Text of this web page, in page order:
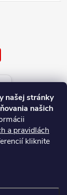
našej stránky
našich
a pravidlách
kliknite